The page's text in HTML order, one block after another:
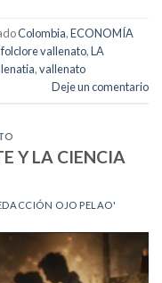
Colombia,ECONOMÍA
folclore vallenato,LA
,vallenato
Deje un comentario
Y LA CIENCIA
OJO PELAO'